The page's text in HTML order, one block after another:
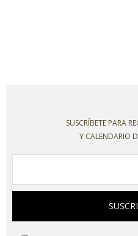
SUSCRÍBETE PARA
Y CALENDARIO